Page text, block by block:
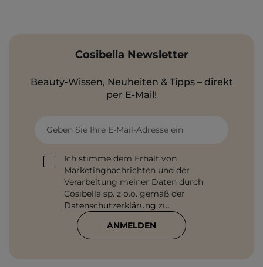
Cosibella Newsletter
Beauty-Wissen, Neuheiten & Tipps – direkt
per E-Mail!
Geben Sie Ihre E-Mail-Adresse ein
Ich stimme dem Erhalt von
Marketingnachrichten und der
Verarbeitung meiner Daten durch
Cosibella sp. z o.o. gemäß der
Datenschutzerklärung zu.
ANMELDEN